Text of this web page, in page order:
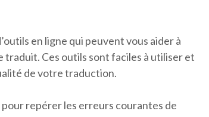
en ligne qui peuvent vous aider à
Ces outils sont faciles à utiliser et
de votre traduction.
repérer les erreurs courantes de